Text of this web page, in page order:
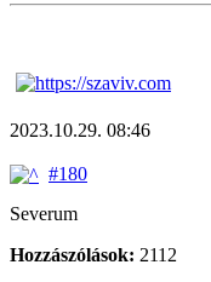
2023.10.29. 08:46
#180
Severum
Hozzászólások: 2112